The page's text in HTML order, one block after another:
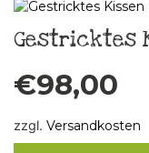
Gestricktes
€98,00
zzgl. Versandkosten